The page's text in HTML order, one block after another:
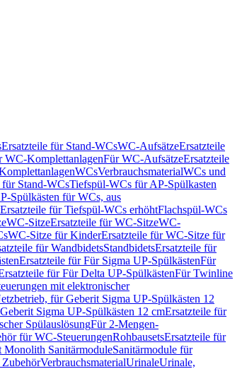
Ersatzteile für Stand-WCsWC-AufsätzeErsatzteile
WC-KomplettanlagenFür WC-AufsätzeErsatzteile
WCsVerbrauchsmaterialWCs und
für Stand-WCsTiefspül-WCs für AP-Spülkasten
Spülkästen für WCs, aus
Ersatzteile für Tiefspül-WCs erhöhtFlachspül-WCs
WC-SitzeErsatzteile für WC-SitzeWC-
WC-Sitze für KinderErsatzteile für WC-Sitze für
für WandbidetsStandbidetsErsatzteile für
Ersatzteile für Für Sigma UP-SpülkästenFür
für Für Delta UP-SpülkästenFür Twinline
mit elektronischer
für Geberit Sigma UP-Spülkästen 12
Sigma UP-Spülkästen 12 cmErsatzteile für
SpülauslösungFür 2-Mengen-
für WC-SteuerungenRohbausetsErsatzteile für
Monolith SanitärmoduleSanitärmodule für
VerbrauchsmaterialUrinaleUrinale,